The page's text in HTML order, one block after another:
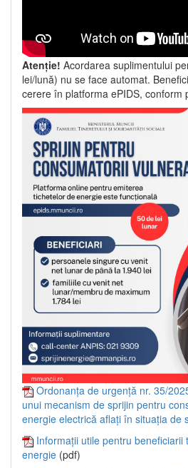
Atenție! Acordarea suplimentului
lei/lună) nu se face automat.
cerere în platforma ePIDS, conform
Ordonanța de urgență nr. 35/
unui mecanism de sprijin pentru
energie electrică aflați în situația de
Informații utile pentru beneficiarii
energie (pdf)